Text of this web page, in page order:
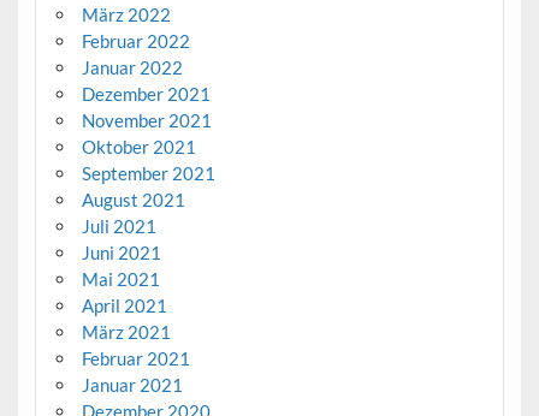
März 2022
Februar 2022
Januar 2022
Dezember 2021
November 2021
Oktober 2021
September 2021
August 2021
Juli 2021
Juni 2021
Mai 2021
April 2021
März 2021
Februar 2021
Januar 2021
Dezember 2020